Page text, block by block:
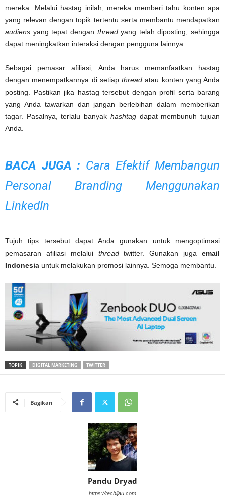
mereka. Melalui hastag inilah, mereka memberi tahu konten apa
yang relevan dengan topik tertentu serta membantu mendapatkan
audiens yang tepat dengan threadyang telah diposting, sehingga
dapat meningkatkan interaksi dengan pengguna lainnya.
Sebagai pemasar afiliasi, Anda harus memanfaatkan hastag
dengan menempatkannya di setiap thread atau konten yang Anda
posting. Pastikan jika hastag tersebut dengan profil serta barang
yang Anda tawarkan dan jangan berlebihan dalam memberikan
tagar. Pasalnya, terlalu banyak hashtagdapat membunuh tujuan
Anda.
BACA JUGA : Cara Efektif Membangun
Personal Branding Menggunakan
LinkedIn
Tujuh tips tersebut dapat Anda gunakan untuk mengoptimasi
pemasaran afiliasi melalui threadtwitter. Gunakan jugaemail
Indonesia untuk melakukan promosi lainnya. Semoga membantu.
TOPIK DIGITAL MARKETING TWITTER
Bagikan
Pandu Dryad
https://techijau.com